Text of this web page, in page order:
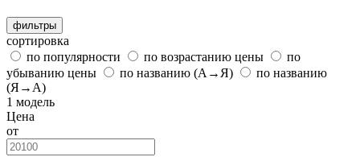
фильтры
сортировка
по популярности
по возрастанию цены
по
убыванию цены
по названию (А→Я)
по названию
(Я→А)
1 модель
Цена
от